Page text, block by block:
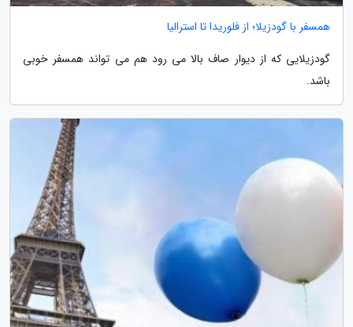
همسفر با گودزیلا؛ از فلوریدا تا استرالیا
گودزیلایی که از دیوار صاف بالا می رود هم می تواند همسفر خوبی
باشد.